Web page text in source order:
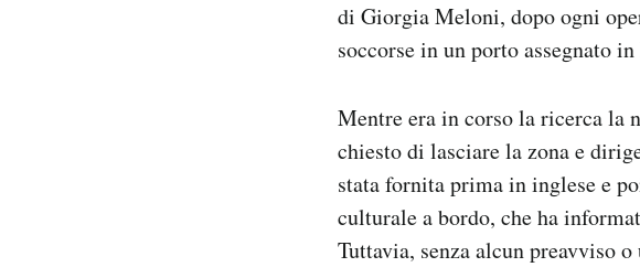
di Giorgia Meloni, dopo ogni
soccorse in un porto assegnato
Mentre era in corso la ricerca la
chiesto di lasciare la zona e
stata fornita prima in inglese e
culturale a bordo, che ha
Tuttavia, senza alcun preavviso